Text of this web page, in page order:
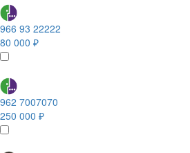
966 93 22222
80 000 ₽
962 7007070
250 000 ₽